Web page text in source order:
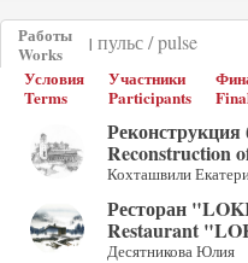
Работы
Works
|
Условия
Terms
Участники
Participants
Reconstruction
Кохташвили
Ресторан
Restaurant
Десятникова Юлия